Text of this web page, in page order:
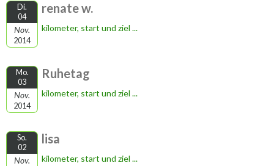
Di.
04
Nov.
2014
renate w.
kilometer, start und ziel ...
Mo.
03
Nov.
2014
Ruhetag
kilometer, start und ziel ...
So.
02
Nov.
lisa
kilometer, start und ziel ...